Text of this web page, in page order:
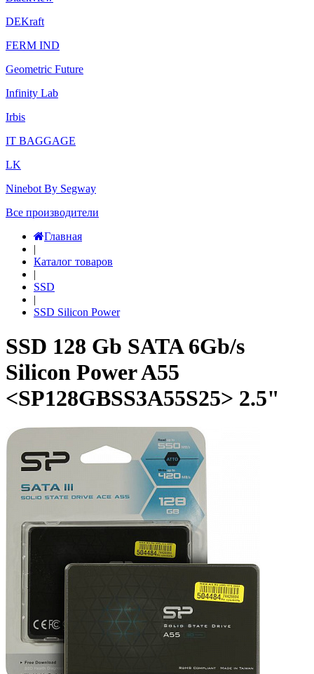
DEKraft
FERM IND
Geometric Future
Infinity Lab
Irbis
IT BAGGAGE
LK
Ninebot By Segway
Все производители
Главная
|
Каталог товаров
|
SSD
|
SSD Silicon Power
SSD 128 Gb SATA 6Gb/s
Silicon Power A55
<SP128GBSS3A55S25> 2.5"